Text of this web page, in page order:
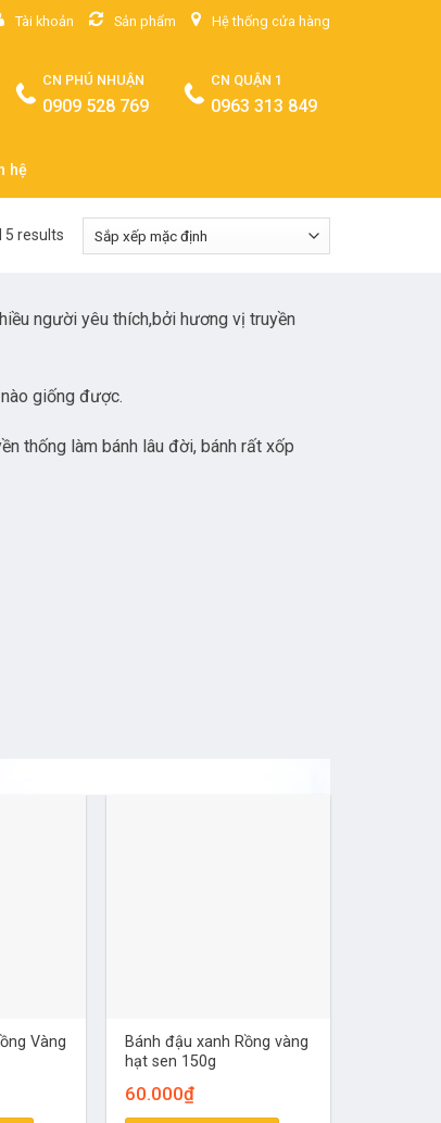
Tài khoản Sản phẩm Hệ thống cửa hàng
CN PHÚ NHUẬN
0909 528 769
CN QUẬN 1
0963 313 849
hệ
5 results
người yêu thích,bởi hương vị truyền
giống được.
thống làm bánh lâu đời, bánh rất xốp
Vàng
Bánh đậu xanh Rồng vàng
hạt sen 150g
60.000₫